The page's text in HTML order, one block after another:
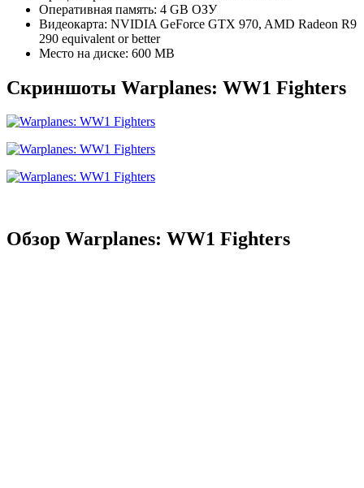
Оперативная память: 4 GB ОЗУ
Видеокарта: NVIDIA GeForce GTX 970, AMD Radeon R9
290 equivalent or better
Место на диске: 600 MB
Скриншоты Warplanes: WW1 Fighters
Обзор Warplanes: WW1 Fighters